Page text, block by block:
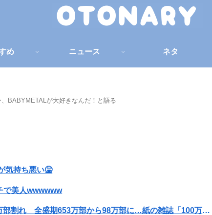
め ニュース ネタ
BABYMETALが大好きなんだ！と語る
気持ち悪い🤮
で美人wwwwww
【悲報】週刊少年ジャンプ、史上初の100万部割れ 全盛期653万部から98万部に…紙の雑誌「100万部超え」が消滅